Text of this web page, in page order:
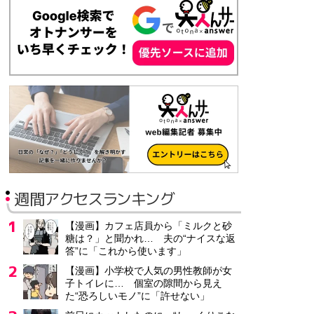
派遣社員
時給2,080円～4,170円
「アカウントセールス/マネージャー候補」半導体または電
験...
E Ink Japan株式会社
東京都 新宿区
正社員
年収800万円
介護ベッドのご案内スタッフ/知識が身につく/賞与あり/固
パラマウントケアサービス株式会社仙台営業所
宮城県 仙台市
契約社員
月給19万6,000円～
法人向けIT人材営業/残業少なめ&年休124日未経験から始め
週間アクセスランキング
【漫画】カフェ店員から「ミルクと砂
糖は？」と聞かれ… 夫の“ナイスな返
答”に「これから使います」
【漫画】小学校で人気の男性教師が女
子トイレに… 個室の隙間から見え
た“恐ろしいモノ”に「許せない」